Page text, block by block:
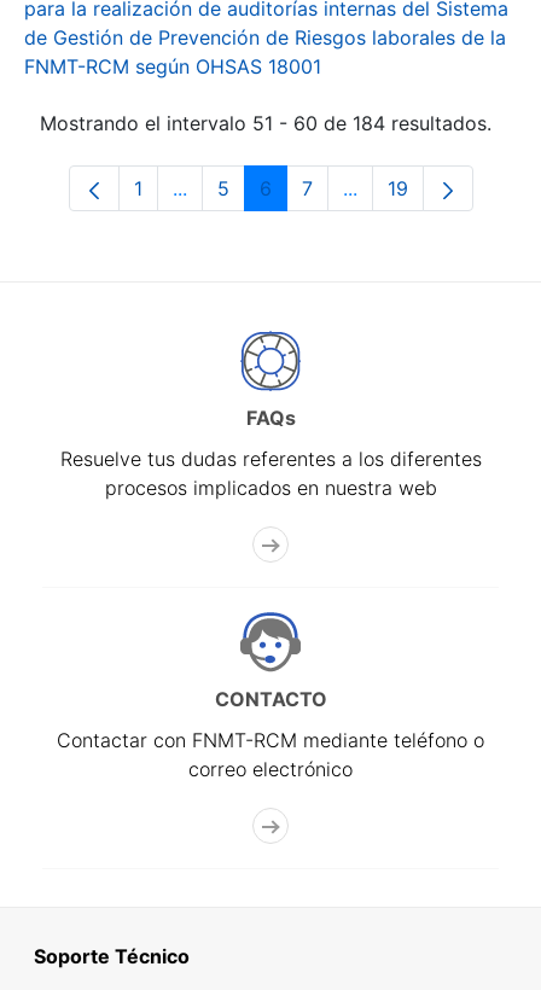
para la realización de auditorías internas del Sistema
de Gestión de Prevención de Riesgos laborales de la
FNMT-RCM según OHSAS 18001
Mostrando el intervalo 51 - 60 de 184 resultados.
Página
1 ...Páginas intermedias Use TAB para
Página
5 Página
6 Página
7 ...Páginas intermedias
Página
19
FAQs
Resuelve tus dudas referentes a los diferentes
procesos implicados en nuestra web
CONTACTO
Contactar con FNMT-RCM mediante teléfono o
correo electrónico
Soporte Técnico